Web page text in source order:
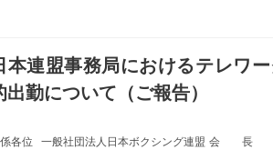
本連盟事務局におけるテレワ
出勤について（ご報告）
各位 一般社団法人日本ボクシング連盟 会